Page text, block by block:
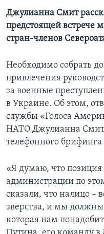
Джулианна Смит
предстоящей встрече
стран-членов
Необходимо собрать
привлечения
за военные
в Украине. Об этом,
службы «Голоса
НАТО Джулианна Смит
телефонного брифинга
«Я думаю, что позиция
администрации по
сказали, что налицо –
зверства, и мы
которая нам